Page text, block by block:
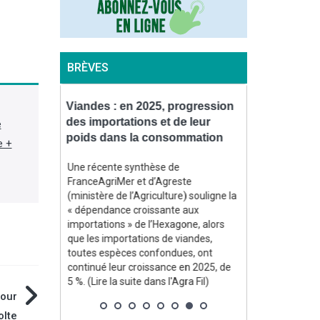
+
BRÈVES
un
Md$
Viandes : en 2025, progression
des importations et de leur
poids dans la consommation
Une récente synthèse de
FranceAgriMer et d’Agreste
(ministère de l’Agriculture) souligne la
« dépendance croissante aux
importations » de l’Hexagone, alors
que les importations de viandes,
toutes espèces confondues, ont
continué leur croissance en 2025, de
5 %. (Lire la suite dans l'Agra Fil)